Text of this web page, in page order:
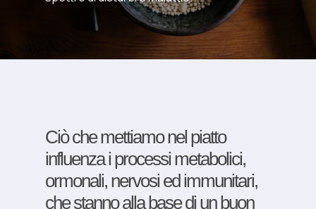
Ciò che mettiamo nel piatto
influenza i processi metabolici,
ormonali, nervosi ed immunitari,
che stanno alla base di un buon